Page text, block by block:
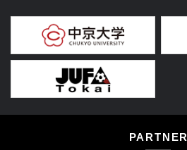
PARTNER